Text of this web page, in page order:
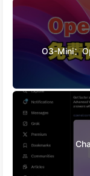
O3-Mini：